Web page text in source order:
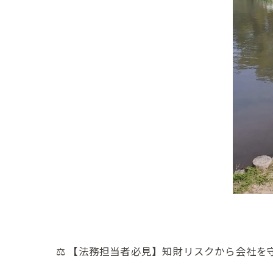
⚖️ 【法務担当者必見】知財リスクから会社を